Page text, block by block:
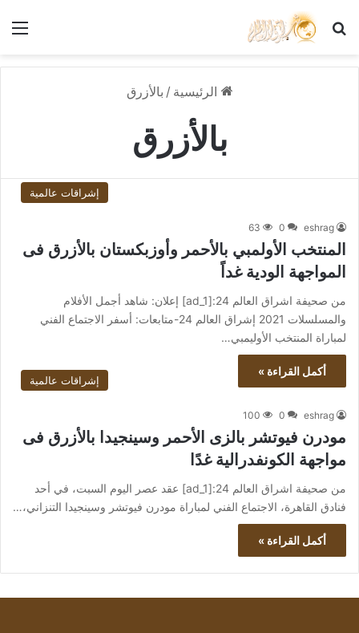
بحث عن
الرئيسية / بالأزرق
بالأزرق
إشراقات عالمية
eshrag
0
63
المنتخب الأولمبي بالأحمر وأوزبكستان بالأزرق فى
المواجهة الودية غداً
من صحيفة اشراق العالم 24:[ad_1] إعلان: شاهد أجمل الأفلام
والمسلسلات 2021 إشراق العالم 24-متابعات: أسفر الاجتماع الفني
لمباراة المنتخب الأوليمبي…
أكمل القراءة »
إشراقات عالمية
eshrag
0
100
مودرن فيوتشر بالزى الأحمر وسينجيدا بالأزرق فى
مواجهة الكونفدرالية غدًا
من صحيفة اشراق العالم 24:[ad_1] عقد عصر اليوم السبت، في أحد
فنادق القاهرة، الاجتماع الفني لمباراة مودرن فيوتشر وسينجيدا التنزاني،…
أكمل القراءة »